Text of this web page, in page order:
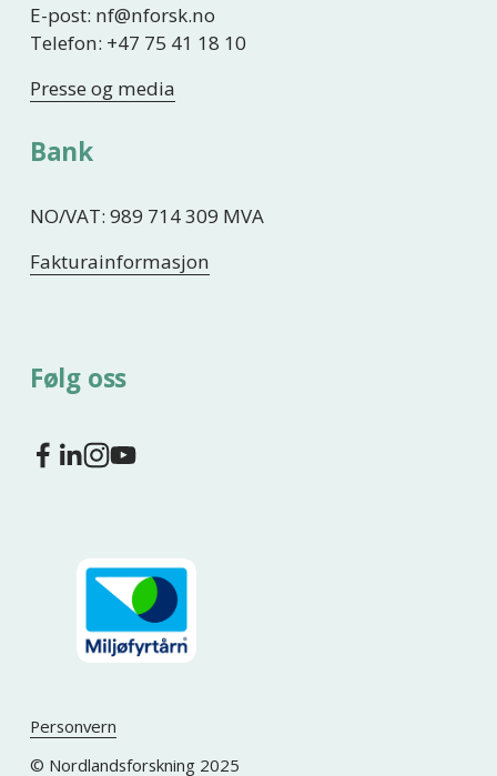
E-post: nf@nforsk.no
Telefon: +47 75 41 18 10
Presse og media
Bank
NO/VAT: 989 714 309 MVA
Fakturainformasjon
Følg oss
Personvern
© Nordlandsforskning 2025